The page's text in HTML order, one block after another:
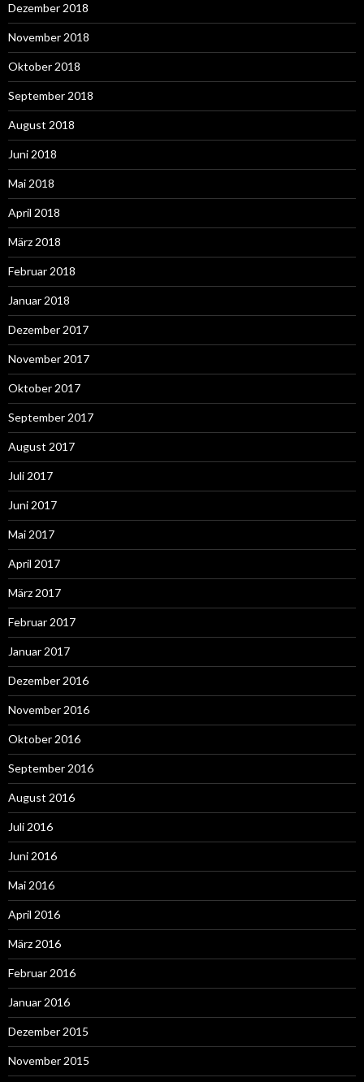
Dezember 2018
November 2018
Oktober 2018
September 2018
August 2018
Juni 2018
Mai 2018
April 2018
März 2018
Februar 2018
Januar 2018
Dezember 2017
November 2017
Oktober 2017
September 2017
August 2017
Juli 2017
Juni 2017
Mai 2017
April 2017
März 2017
Februar 2017
Januar 2017
Dezember 2016
November 2016
Oktober 2016
September 2016
August 2016
Juli 2016
Juni 2016
Mai 2016
April 2016
März 2016
Februar 2016
Januar 2016
Dezember 2015
November 2015